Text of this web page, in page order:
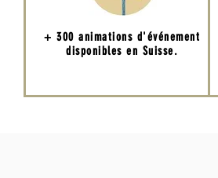
+ 300 animations d'événement
disponibles en Suisse.